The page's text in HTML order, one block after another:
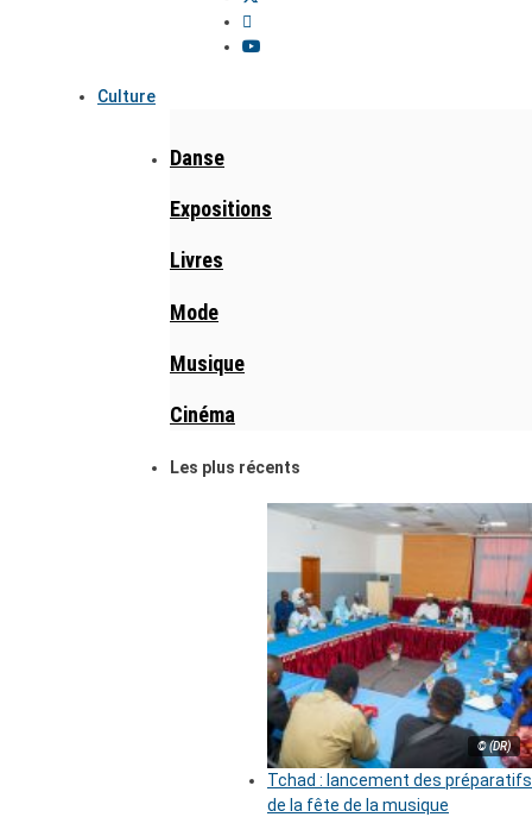
Culture
Danse
Expositions
Livres
Mode
Musique
Cinéma
Les plus récents
© (DR)
Tchad : lancement des préparatifs
de la fête de la musique